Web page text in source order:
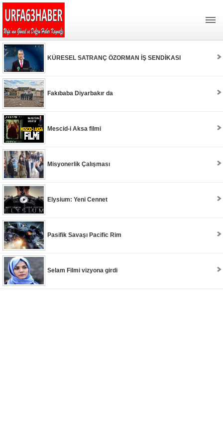
KÜRESEL SATRANÇ ÖZORMAN İŞ SENDİKASI
Fakıbaba Diyarbakır da
Mescid-i Aksa filmi
Misyonerlik Çalışması
Elysium: Yeni Cennet
Pasifik Savaşı Pacific Rim
Selam Filmi vizyona girdi